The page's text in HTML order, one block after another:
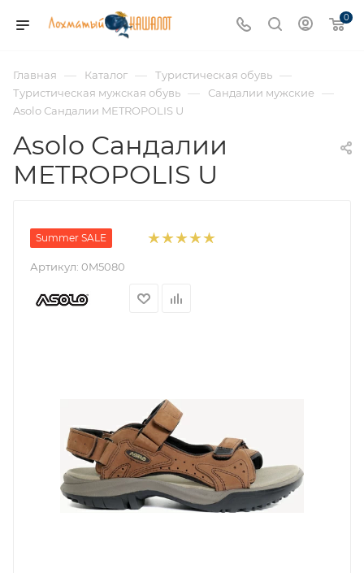
0
Главная — Каталог — Туристическая обувь —
Туристическая мужская обувь — Сандалии мужские —
Asolo Сандалии METROPOLIS U
Asolo Сандалии
METROPOLIS U
Summer SALE
Артикул: 0M5080